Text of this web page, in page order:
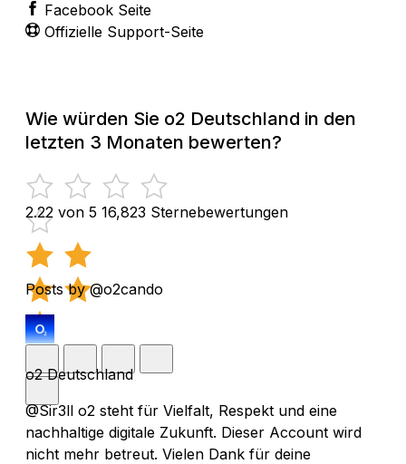
Facebook Seite
Offizielle Support-Seite
Wie würden Sie o2 Deutschland in den
letzten 3 Monaten bewerten?
2.22 von 5 16,823 Sternebewertungen
Posts by @o2cando
o2 Deutschland
@Sir3ll o2 steht für Vielfalt, Respekt und eine
nachhaltige digitale Zukunft. Dieser Account wird
nicht mehr betreut. Vielen Dank für deine